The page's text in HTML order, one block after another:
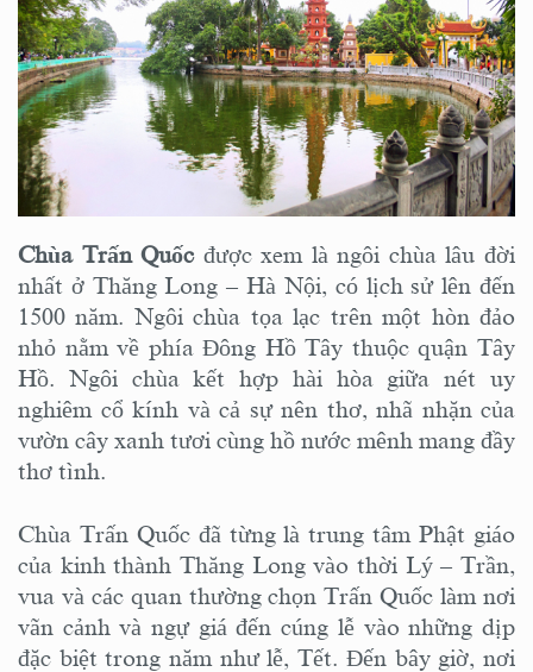
Chùa Trấn Quốcđược xem là ngôi chùa lâu đời
nhất ở Thăng Long – Hà Nội, có lịch sử lên đến
1500 năm. Ngôi chùa tọa lạc trên một hòn đảo
nhỏ nằm về phía Đông Hồ Tây thuộc quận Tây
Hồ. Ngôi chùa kết hợp hài hòa giữa nét uy
nghiêm cổ kính và cả sự nên thơ, nhã nhặn của
vườn cây xanh tươi cùng hồ nước mênh mang đầy
thơ tình.
Chùa Trấn Quốc đã từng là trung tâm Phật giáo
của kinh thành Thăng Long vào thời Lý – Trần,
vua và các quan thường chọn Trấn Quốc làm nơi
vãn cảnh và ngự giá đến cúng lễ vào những dịp
đặc biệt trong năm như lễ, Tết. Đến bây giờ, nơi